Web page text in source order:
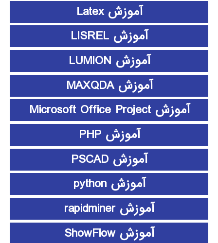
آموزش Latex
آموزش LISREL
آموزش LUMION
آموزش MAXQDA
آموزش Microsoft Office Project
آموزش PHP
آموزش PSCAD
آموزش python
آموزش rapidminer
آموزش ShowFlow